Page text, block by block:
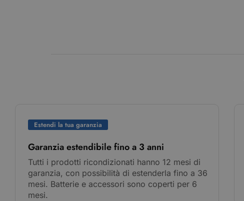
Estendi la tua garanzia
Garanzia estendibile fino a 3 anni
Tutti i prodotti ricondizionati hanno 12 mesi di
garanzia, con possibilità di estenderla fino a 36
mesi. Batterie e accessori sono coperti per 6
mesi.